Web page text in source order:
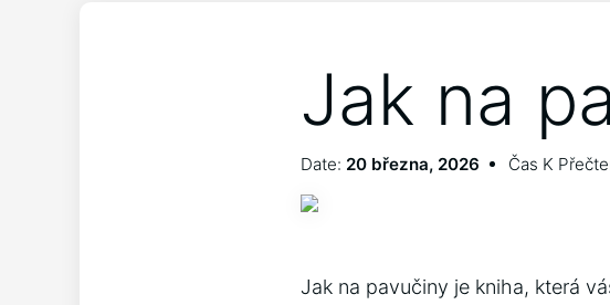
Jak na
Date: 20 března, 2026 Čas K
Jak na pavučiny je kniha, která